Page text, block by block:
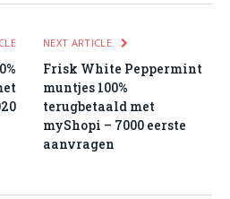
NEXT ARTICLE
Frisk White Peppermint
muntjes 100%
terugbetaald met
myShopi – 7000 eerste
aanvragen